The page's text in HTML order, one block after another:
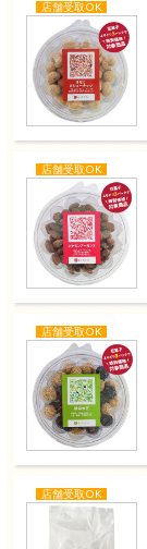
店舗受取OK
店舗受取OK
店舗受取OK
店舗受取OK